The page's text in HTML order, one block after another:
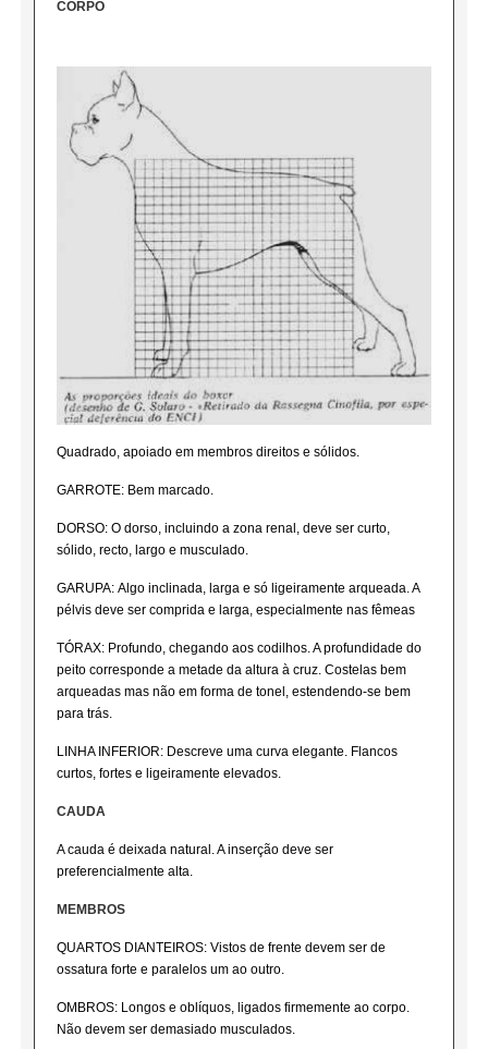
CORPO
Quadrado, apoiado em membros direitos e sólidos.
GARROTE: Bem marcado.
DORSO: O dorso, incluindo a zona renal, deve ser curto,
sólido, recto, largo e musculado.
GARUPA: Algo inclinada, larga e só ligeiramente arqueada. A
pélvis deve ser comprida e larga, especialmente nas fêmeas
TÓRAX: Profundo, chegando aos codilhos. A profundidade do
peito corresponde a metade da altura à cruz. Costelas bem
arqueadas mas não em forma de tonel, estendendo-se bem
para trás.
LINHA INFERIOR: Descreve uma curva elegante. Flancos
curtos, fortes e ligeiramente elevados.
CAUDA
A cauda é deixada natural. A inserção deve ser
preferencialmente alta.
MEMBROS
QUARTOS DIANTEIROS: Vistos de frente devem ser de
ossatura forte e paralelos um ao outro.
OMBROS: Longos e oblíquos, ligados firmemente ao corpo.
Não devem ser demasiado musculados.